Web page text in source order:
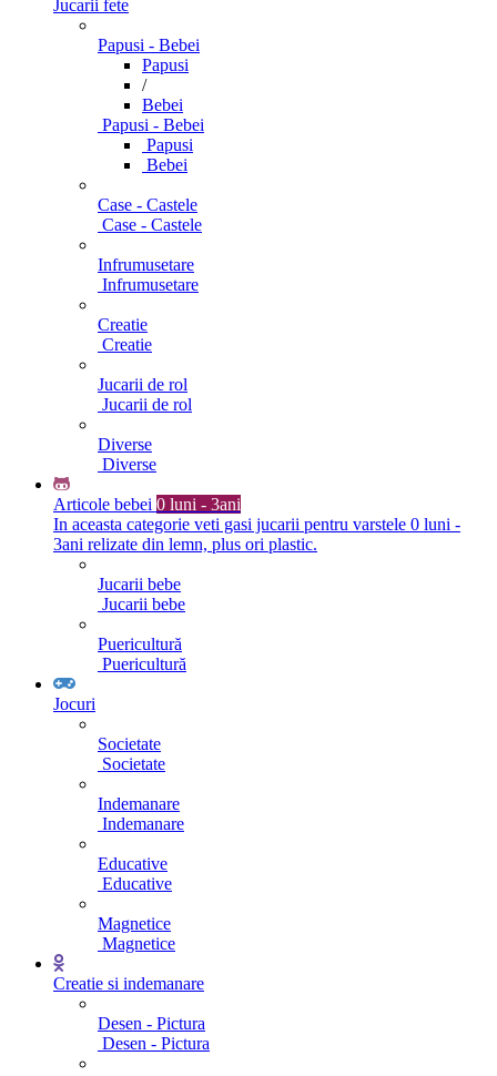
Jucarii fete
Papusi - Bebei
Papusi
/
Bebei
Papusi - Bebei
Papusi
Bebei
Case - Castele
Case - Castele
Infrumusetare
Infrumusetare
Creatie
Creatie
Jucarii de rol
Jucarii de rol
Diverse
Diverse
Articole bebei 0 luni - 3ani
In aceasta categorie veti gasi jucarii pentru varstele 0 luni -
3ani relizate din lemn, plus ori plastic.
Jucarii bebe
Jucarii bebe
Puericultură
Puericultură
Jocuri
Societate
Societate
Indemanare
Indemanare
Educative
Educative
Magnetice
Magnetice
Creatie si indemanare
Desen - Pictura
Desen - Pictura